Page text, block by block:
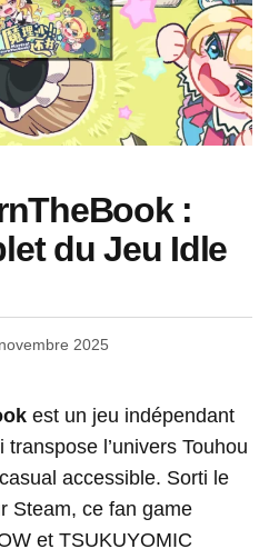
:
du Jeu Idle
2025
est un jeu indépendant
l’univers Touhou
accessible. Sorti le
Steam, ce fan game
et TSUKUYOMIC